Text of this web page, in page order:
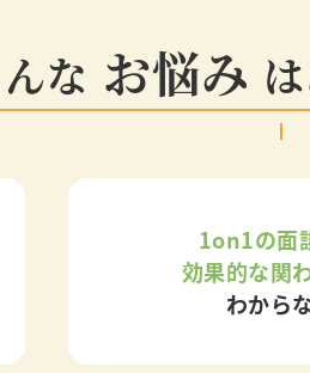
な お悩み は
1on1の面
効果的な関
わから